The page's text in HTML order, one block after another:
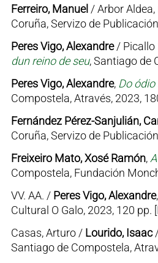
Ferreiro, Manuel / Arbor
Coruña, Servizo de
Peres Vigo, Alexandre/ Picallo
dun reino de seu, Santiago de
Peres Vigo, Alexandre, Do
Compostela, Através, 2023,
Fernández Pérez-Sanjulián,
Coruña, Servizo de
Freixeiro Mato, Xosé Ramón,
Compostela, Fundación
VV. AA. / Peres Vigo, Alexandre,
Cultural O Galo, 2023, 120 pp.
Casas, Arturo / Lourido, Isaac/
Santiago de Compostela,